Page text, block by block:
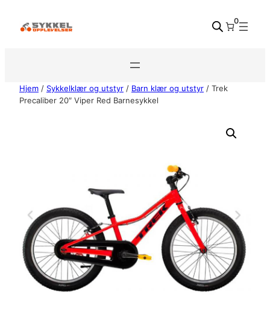
0
Hjem / Sykkelklær og utstyr / Barn klær og utstyr / Trek
Precaliber 20″ Viper Red Barnesykkel